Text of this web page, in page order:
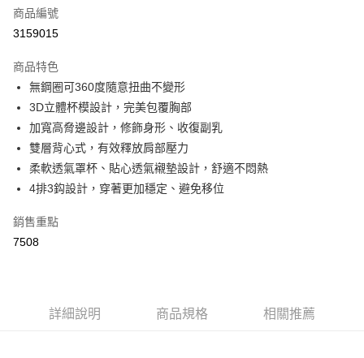
超商取貨付款
Apple Pay
街口支付
悠遊付
全盈+PAY
相關說明
【大哥付你分期使用說明】
3.實際核准額度、可分期數及費用金額請依後續交易確認頁面所載為準。
AFTEE先享後付是「在收到商品之後才付款」的支付方式。 讓您購物簡單
便利好安心！
相關說明
商品編號
3159015
商品特色
無鋼圈可360度隨意扭曲不變形
3D立體杯模設計，完美包覆胸部
加寬高脅邊設計，修飾身形、收復副乳
雙層背心式，有效釋放肩部壓力
柔軟透氣罩杯、貼心透氣襯墊設計，舒適不悶熱
4排3鈎設計，穿著更加穩定、避免移位
銷售重點
7508
詳細說明 商品規格 相關推薦